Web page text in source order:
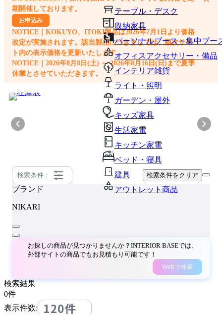
テーブル・デスク
収納家具
パーソナルブース・集中ブー
オフィスアクセサリー・備品
インテリア雑貨
ライト・照明
ガーデン・屋外
キッズ家具
生活家電
キッチン家電
ベッド・寝具
建具
アウトレット商品
期開催しております。
お申込み
NOTICE｜KOKUYO、ITOKI製品は2026年7月1日より価格
改定が実施されます。該当製品につきましては、順次サイ
ト内の表示価格を更新いたします。
NOTICE｜2026年8月8日(土) ～ 2026年8月16日(日)まで夏季
休業とさせていただきます。
検索条件： 検索条件をクリア
ブランド
NIKARI
お探しの商品が見つかりませんか？INTERIOR BASEでは、
外部サイトの商品でもお見積もり可能です！
Webで検索
検索結果
0件
表示件数:
120件